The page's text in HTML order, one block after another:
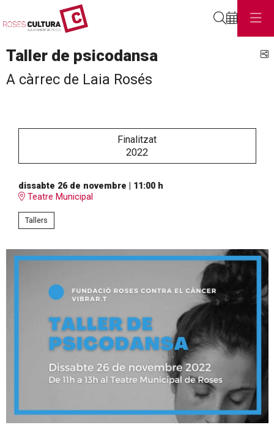
Taller de psicodansa
A càrrec de Laia Rosés
Finalitzat
2022
dissabte 26 de novembre
11:00 h
Teatre Municipal
Tallers